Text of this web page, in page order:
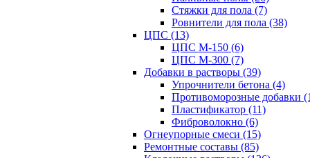
Стяжки для пола (7)
Ровнители для пола (38)
ЦПС (13)
ЦПС М-150 (6)
ЦПС М-300 (7)
Добавки в растворы (39)
Упрочнители бетона (4)
Противоморозные добавки
Пластификатор (11)
Фиброволокно (6)
Огнеупорные смеси (15)
Ремонтные составы (85)